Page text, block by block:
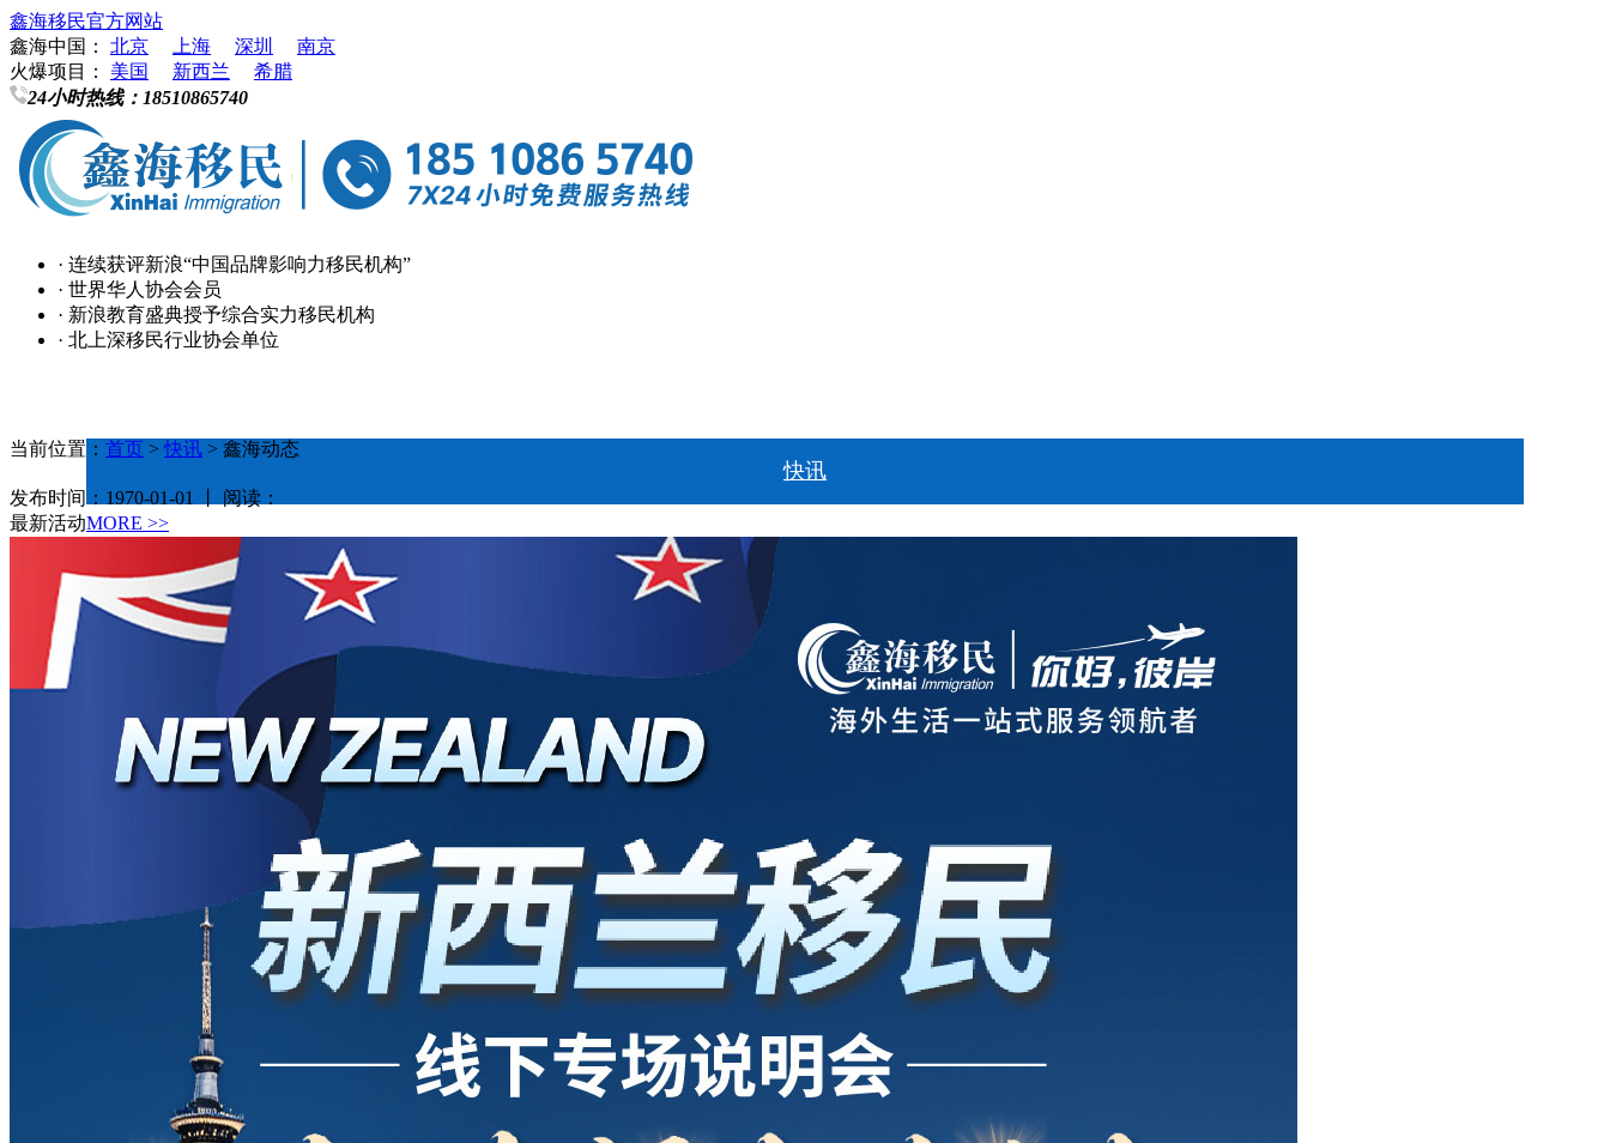
鑫海移民官方网站
鑫海中国：
北京 上海 深圳
南京
火爆项目：
美国 新西兰
希腊
24小时热线： 18510865740
· 连续获评新浪“中国品牌影响力移民机构”
· 世界华人协会会员
· 新浪教育盛典授予综合实力移民机构
· 北上深移民行业协会单位
快讯
项目
新西兰
美国
澳洲
加拿大
亚洲
海房
开户
当前位置： 首页 >快讯 > 鑫海动态
发布时间：1970-01-01 丨 阅读：
最新活动MORE >>